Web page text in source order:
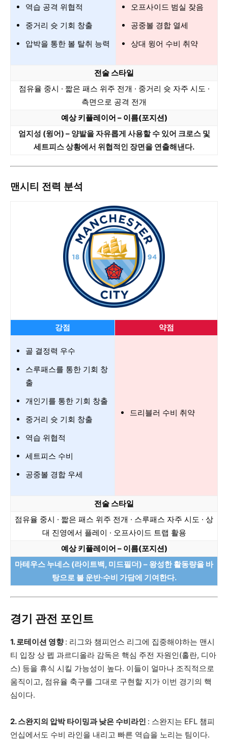
역습 공격 위협적
중거리 슛 기회 창출
압박을 통한 볼 탈취 능력
오프사이드 범실 잦음
공중볼 경합 열세
상대 윙어 수비 취약
전술 스타일
점유율 중시 · 짧은 패스 위주 전개 · 중거리 슛 자주 시도 ·
측면으로 공격 전개
예상 키플레이어 – 이름(포지션)
엄지성 (윙어) – 양발을 자유롭게 사용할 수 있어 크로스 및
세트피스 상황에서 위협적인 장면을 연출해낸다.
맨시티 전력 분석
강점 약점
골 결정력 우수
스루패스를 통한 기회 창
출
개인기를 통한 기회 창출
중거리 슛 기회 창출
역습 위협적
세트피스 수비
공중볼 경합 우세
드리블러 수비 취약
전술 스타일
점유율 중시 · 짧은 패스 위주 전개 · 스루패스 자주 시도 · 상
대 진영에서 플레이 · 오프사이드 트랩 활용
예상 키플레이어 – 이름(포지션)
마테우스 누네스 (라이트백, 미드필더) – 왕성한 활동량을 바
탕으로 볼 운반·수비 가담에 기여한다.
경기 관전 포인트
1. 로테이션 영향: 리그와 챔피언스 리그에 집중해야하는 맨시
티 입장 상 펩 과르디올라 감독은 핵심 주전 자원인(홀란, 디아
스) 등을 휴식 시킬 가능성이 높다. 이들이 얼마나 조직적으로
움직이고, 점유율 축구를 그대로 구현할 지가 이번 경기의 핵
심이다.
2. 스완지의 압박 타이밍과 낮은 수비라인 : 스완지는 EFL 챔피
언십에서도 수비 라인을 내리고 빠른 역습을 노리는 팀이다.